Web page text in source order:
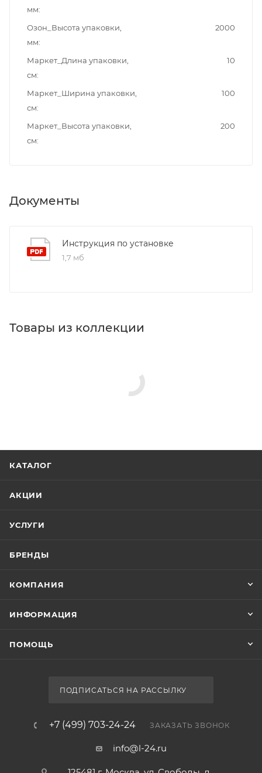
мм
Озон_Высота упаковки,
мм
2000
Маркет_Длина упаковки,
см
10
Маркет_Ширина упаковки,
см
100
Маркет_Высота упаковки,
см
200
Документы
Инструкция по установке
1,7 мб
Товары из коллекции
КАТАЛОГ
АКЦИИ
УСЛУГИ
БРЕНДЫ
КОМПАНИЯ
ИНФОРМАЦИЯ
ПОМОЩЬ
ПОДПИСАТЬСЯ НА РАССЫЛКУ
+7 (499) 703-24-24 ЗАКАЗАТЬ ЗВОНОК
info@l-24.ru